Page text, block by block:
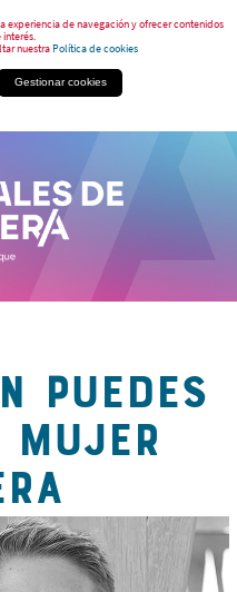
experiencia de navegación y ofrecer contenidos
interés.
nuestraPolítica de cookies
Gestionar cookies
PUEDES
MUJER